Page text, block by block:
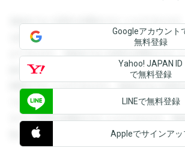
登録すると回答を閲覧することができます
を閲覧することができます。登録すると回
ができます。登録すると回答を閲覧するこ
録すると回答を閲覧することができます。
閲覧することができます。登録すると回答
できます。登録すると回答を閲覧すること
すると回答を閲覧することができます。登
覧することができます。
Googleアカウント
無料登録
Yahoo! JAPAN ID
で無料登録
LINEで無料登録
Appleでサインアッ